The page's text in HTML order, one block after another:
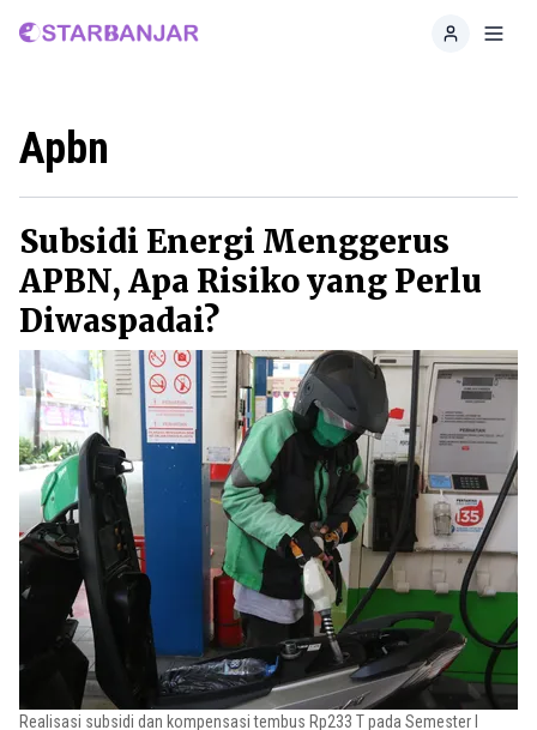
Home
Apbn
Subsidi Energi Menggerus
APBN, Apa Risiko yang Perlu
Diwaspadai?
Realisasi subsidi dan kompensasi tembus Rp233 T pada Semester I